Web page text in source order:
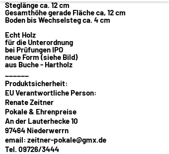
Steglänge ca. 12 cm
Gesamthöhe gerade Fläche ca, 12 cm
Boden bis Wechselsteg ca. 4 cm
Echt Holz
für die Unterordnung
bei Prüfungen IPO
neue Form (siehe Bild)
aus Buche - Hartholz
______
Produktsicherheit:
EU Verantwortliche Person:
Renate Zeitner
Pokale & Ehrenpreise
An der Lauterhecke 10
97464 Niederwerrn
email: zeitner-pokale@gmx.de
Tel. 09726/3444